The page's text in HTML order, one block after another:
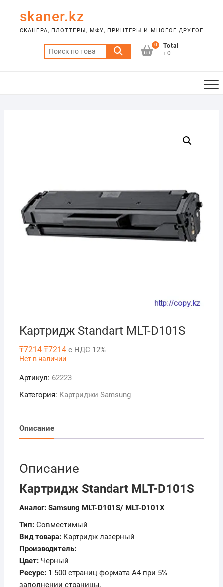
content
skaner.kz
СКАНЕРА, ПЛОТТЕРЫ, МФУ, ПРИНТЕРЫ И МНОГОЕ ДРУГОЕ
Искать:
0
Total
₸0
Картридж Standart MLT-D101S
₸7214 ₸7214с НДС 12%
Нет в наличии
Артикул: 62223
Категория: Картриджи Samsung
Описание
Описание
Картридж Standart MLT-D101S
Аналог: Samsung MLT-D101S/ MLT-D101X
Тип: Совместимый
Вид товара: Картридж лазерный
Производитель:
Цвет: Черный
Ресурс: 1 500 страниц формата А4 при 5%
заполнении страницы.